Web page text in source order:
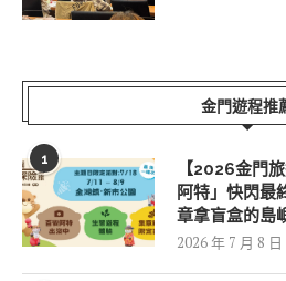
金門遊程推
1
【2026金門
阿特」快閃最
章拿盲盒的島
2026 年 7 月 8 日